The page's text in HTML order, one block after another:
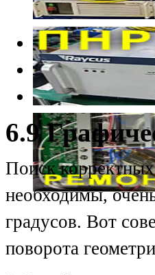
6.9
Поиск
необходимы,
градусов. Вот
поворота